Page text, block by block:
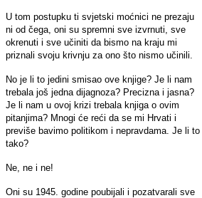
U tom postupku ti svjetski moćnici ne prezaju
ni od čega, oni su spremni sve izvrnuti, sve
okrenuti i sve učiniti da bismo na kraju mi
priznali svoju krivnju za ono što nismo učinili.
No je li to jedini smisao ove knjige? Je li nam
trebala još jedna dijagnoza? Precizna i jasna?
Je li nam u ovoj krizi trebala knjiga o ovim
pitanjima? Mnogi će reći da se mi Hrvati i
previše bavimo politikom i nepravdama. Je li to
tako?
Ne, ne i ne!
Oni su 1945. godine poubijali i pozatvarali sve